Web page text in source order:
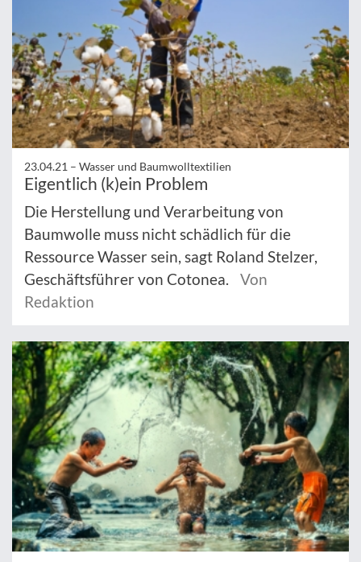
23.04.21 – Wasser und Baumwolltextilien
Eigentlich (k)ein Problem
Die Herstellung und Verarbeitung von
Baumwolle muss nicht schädlich für die
Ressource Wasser sein, sagt Roland Stelzer,
Geschäftsführer von Cotonea.
Von
Redaktion